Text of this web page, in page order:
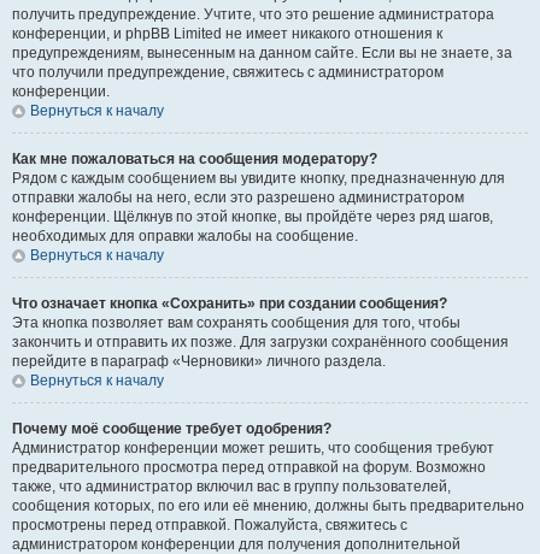
получить предупреждение. Учтите, что это решение администратора
конференции, и phpBB Limited не имеет никакого отношения к
предупреждениям, вынесенным на данном сайте. Если вы не знаете, за
что получили предупреждение, свяжитесь с администратором
конференции.
Вернуться к началу
Как мне пожаловаться на сообщения модератору?
Рядом с каждым сообщением вы увидите кнопку, предназначенную для
отправки жалобы на него, если это разрешено администратором
конференции. Щёлкнув по этой кнопке, вы пройдёте через ряд шагов,
необходимых для оправки жалобы на сообщение.
Вернуться к началу
Что означает кнопка «Сохранить» при создании сообщения?
Эта кнопка позволяет вам сохранять сообщения для того, чтобы
закончить и отправить их позже. Для загрузки сохранённого сообщения
перейдите в параграф «Черновики» личного раздела.
Вернуться к началу
Почему моё сообщение требует одобрения?
Администратор конференции может решить, что сообщения требуют
предварительного просмотра перед отправкой на форум. Возможно
также, что администратор включил вас в группу пользователей,
сообщения которых, по его или её мнению, должны быть предварительно
просмотрены перед отправкой. Пожалуйста, свяжитесь с
администратором конференции для получения дополнительной